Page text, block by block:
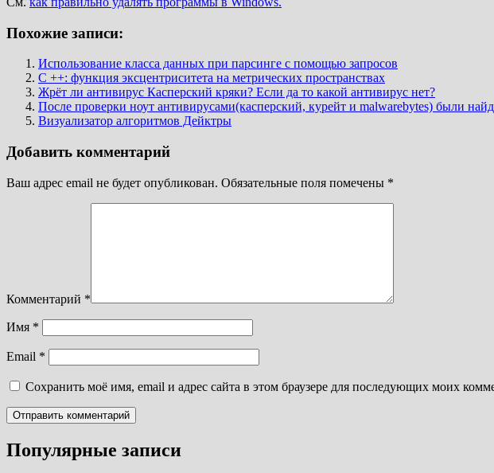
Похожие записи:
Использование класса данных при парсинге с помощью запросов
C ++: функция эксцентриситета на метрических пространствах
Жрёт ли антивирус Касперский кряки? Если да то какой антивирус нет?
После проверки ноут антивирусами(касперский, курейт и malwarebytes) были
Визуализатор алгоритмов Дейктры
Добавить комментарий
Ваш адрес email не будет опубликован. Обязательные поля помечены *
Комментарий *
Имя *
Email *
Сохранить моё имя, email и адрес сайта в этом браузере для последующих моих
Популярные записи